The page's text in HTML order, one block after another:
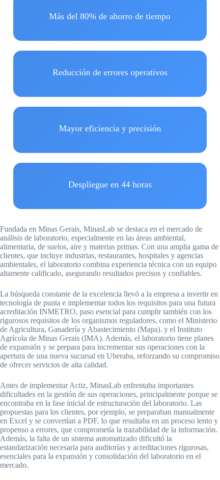
Más del 80% de ahorro de tiempo
Reducción de errores operativos
Mayor eficiencia y precisión
Despliegue en 44 horas
Fundada en Minas Gerais, MinasLab se destaca en el mercado de
análisis de laboratorio, especialmente en las áreas ambiental,
alimentaria, de suelos, aire y materias primas. Con una amplia gama de
clientes, que incluye industrias, restaurantes, hospitales y agencias
ambientales, el laboratorio combina experiencia técnica con un equipo
altamente calificado, asegurando resultados precisos y confiables.
La búsqueda constante de la excelencia llevó a la empresa a invertir en
tecnología de punta e implementar todos los requisitos para una futura
acreditación INMETRO, paso esencial para cumplir también con los
rigurosos requisitos de los organismos reguladores, como el Ministerio
de Agricultura, Ganadería y Abastecimiento (Mapa). y el Instituto
Agrícola de Minas Gerais (IMA). Además, el laboratorio tiene planes
de expansión y se prepara para incrementar sus operaciones con la
apertura de una nueva sucursal en Uberaba, reforzando su compromiso
de ofrecer servicios de alta calidad.
Antes de implementar Actiz, MinasLab enfrentaba importantes
dificultades en la gestión de sus operaciones, principalmente porque se
encontraba en la fase inicial de estructuración del laboratorio. Las
propuestas para los clientes, por ejemplo, se preparaban manualmente
en Excel y se convertían a PDF, lo que resultaba en un proceso lento y
propenso a errores, que comprometía la trazabilidad de la información.
Además, la falta de un sistema automatizado dificultó la
estandarización necesaria para auditorías y acreditaciones rigurosas,
esenciales para la expansión y consolidación del laboratorio en el
mercado.